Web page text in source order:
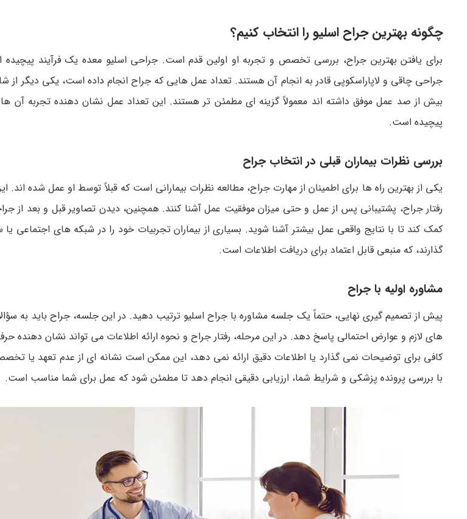
چگونه بهترین جراح اسلیو را انتخاب کنیم؟
برای یافتن بهترین جراح، بررسی تخصص و تجربه او اولین قدم است. جراحی اسلیو معده یک فرآیند
جراحی چاقی و لاپاراسکوپی قادر به انجام آن هستند. تعداد عمل هایی که جراح انجام داده است، یکی دیگر
بیش از صد عمل موفق داشته اند معمولاً گزینه ای مطمئن تر هستند. این تعداد عمل نشان دهنده تجربه آن
پیچیده است.
بررسی نظرات بیماران قبلی در انتخاب جراح
یکی از بهترین راه ها برای اطمینان از مهارت جراح، مطالعه نظرات بیمارانی است که قبلاً توسط او عمل شده اند.
رفتار جراح، پشتیبانی پس از عمل و حتی میزان موفقیت عمل آشنا کنند. همچنین، دیدن تصاویر قبل و بعد از
کمک کند تا با نتایج واقعی عمل بیشتر آشنا شوید. بسیاری از بیماران تجربیات خود را در شبکه های
گذارند، که منبعی قابل اعتماد برای دریافت اطلاعات است.
مشاوره اولیه با جراح
پیش از تصمیم گیری نهایی، حتماً یک جلسه مشاوره با جراح اسلیو ترتیب دهید. در این جلسه، جراح باید به
های لازم و عوارض احتمالی پاسخ دهد. در این مرحله، رفتار جراح و نحوه ارائه اطلاعات می تواند نشان دهنده
کافی برای توضیحات نمی گذارد یا اطلاعات دقیق ارائه نمی دهد، این ممکن است نشانه ای از عدم تعهد یا
با بررسی پرونده پزشکی و شرایط شما، ارزیابی دقیقی انجام دهد تا مطمئن شود که عمل برای شما مناسب است.